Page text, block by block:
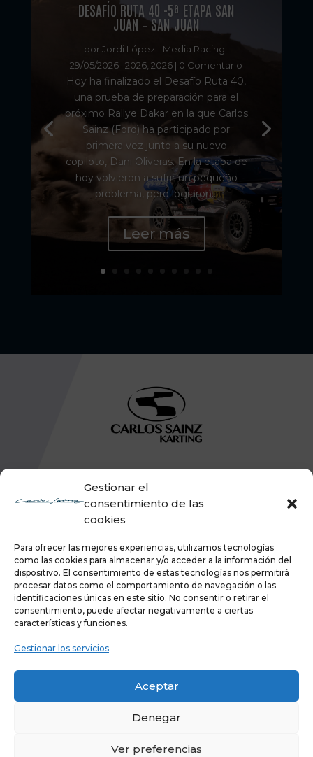
Gestionar el
consentimiento de las
cookies
Para ofrecer las mejores experiencias, utilizamos tecnologías
como las cookies para almacenar y/o acceder a la información del
dispositivo. El consentimiento de estas tecnologías nos permitirá
procesar datos como el comportamiento de navegación o las
identificaciones únicas en este sitio. No consentir o retirar el
consentimiento, puede afectar negativamente a ciertas
características y funciones.
Gestionar los servicios
Aceptar
Denegar
Ver preferencias
DESAFÍO RUTA 40 -5ª ETAPA SAN
JUAN – SAN JUAN
porJordi López - Media Racing |
29/05/2026 |2026 ,2026 | 0 Comentario
Hoy ha finalizado el Desafío Ruta 40,
una prueba de preparación para el
próximo Rallye Dakar en la que Carlos
Sainz (Ford) ha participado por
primera vez junto a su nuevo
copiloto, Dani Oliveras. En la etapa de
hoy volvieron a sufrir un pequeño
problema, pero lograron...
Leer más
2026 Carlos Sainz Política de privacidad